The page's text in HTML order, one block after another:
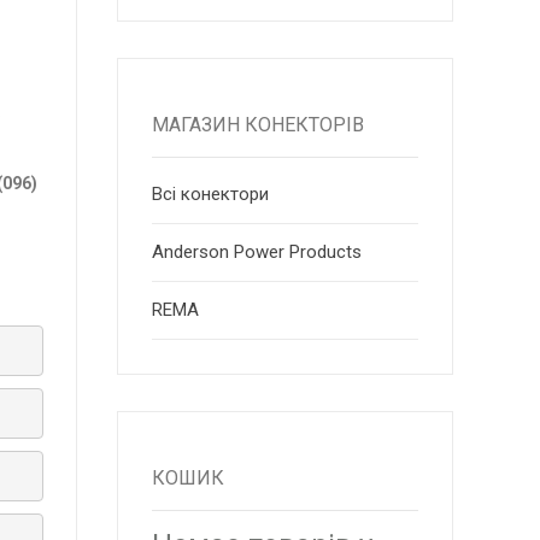
МАГАЗИН КОНЕКТОРІВ
Всі конектори
Anderson Power Products
RЕМА
КОШИК